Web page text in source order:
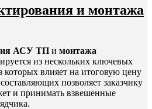
и монтажа
АСУ ТП и монтажа
из нескольких ключевых
которых влияет на итоговую цену
позволяет заказчику
и принимать взвешенные